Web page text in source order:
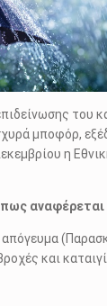
του
μποφόρ,
η
και